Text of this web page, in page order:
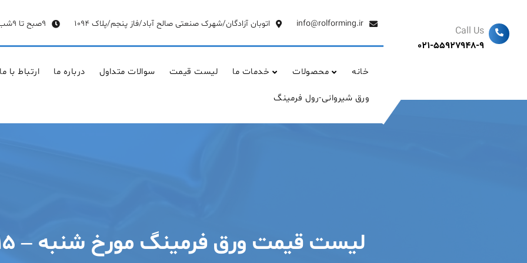
content
info@rolforming.ir اتوبان آزادگان/شهرک صنعتی صالح آباد/فاز پنجم/پلاک 1094 9صبح تا 9شب
خانه محصولات خدمات ما لیست قیمت سوالات متداول درباره ما ارتباط با ما
ورق شیروانی-رول فرمینگ
Call Us
021-55927948-9
لیست قیمت ورق فرمینگ مورخ شنبه – ۱۵ خرداد ۱۴۰۰